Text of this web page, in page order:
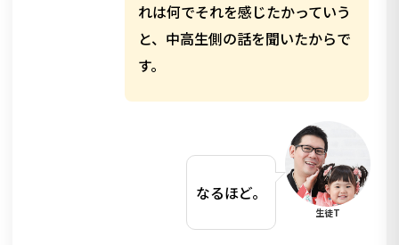
れは何でそれを感じたかっていう
と、中高生側の話を聞いたからで
す。
なるほど。
生徒T